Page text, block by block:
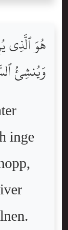
هُوَ ٱلَّذِى
وَيُنشِئُ
inge